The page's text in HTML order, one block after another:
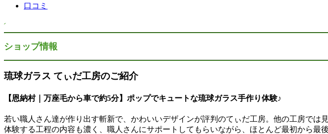
口コミ
ショップ情報
琉球ガラス てぃだ工房のご紹介
【恩納村｜万座毛から車で約5分】ポップでキュートな琉球ガラス手作り体験♪
若い職人さん達が作り出す斬新で、かわいいデザインが評判のてぃだ工房。他の工房では
体験する工程の内容も濃く、職人さんにサポートしてもらいながら、ほとんど最初から